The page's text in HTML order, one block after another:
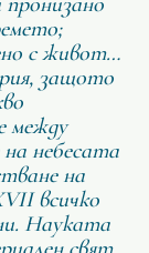
с живот…
защото
между
небесата
на
всичко
Науката